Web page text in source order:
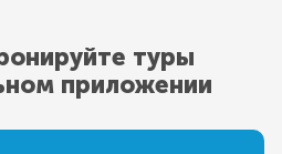
туры
приложении